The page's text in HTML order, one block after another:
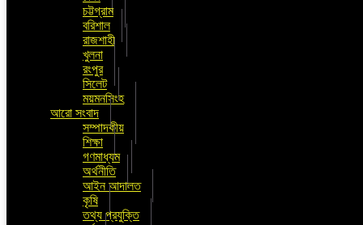
চট্টগ্রাম
বরিশাল
রাজশাহী
খুলনা
রংপুর
সিলেট
ময়মনসিংহ
আরো সংবাদ
সম্পাদকীয়
শিক্ষা
গণমাধ্যম
অর্থনীতি
আইন আদালত
কৃষি
তথ্য প্রযুক্তি